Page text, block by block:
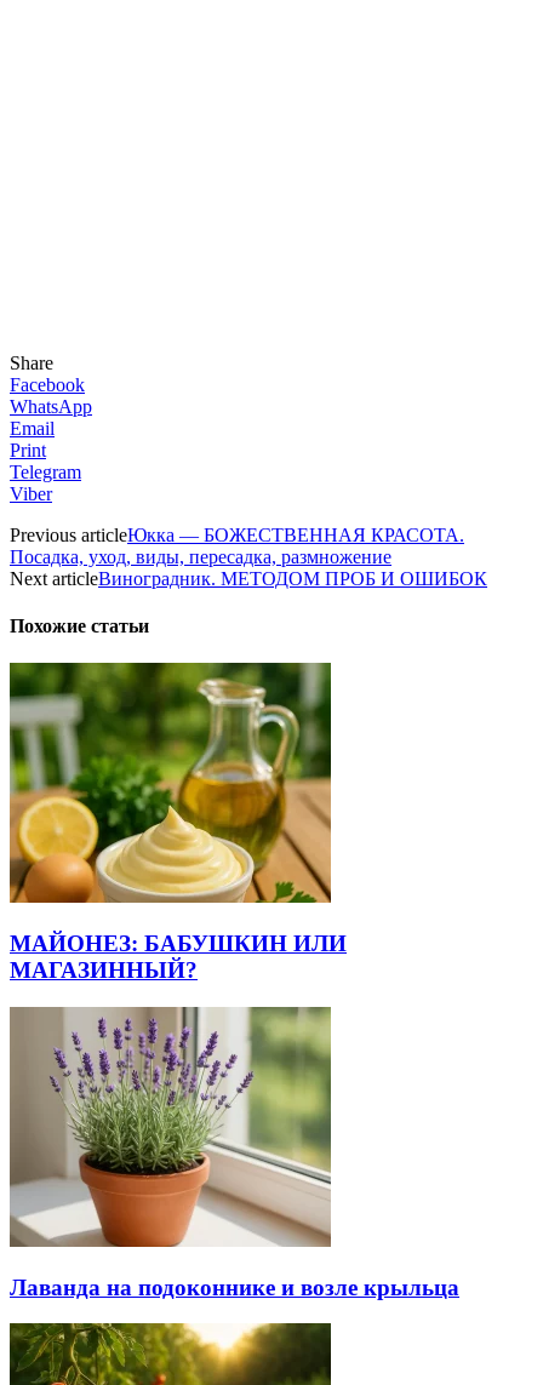
Share
Facebook
WhatsApp
Email
Print
Telegram
Viber
Previous articleЮкка — БОЖЕСТВЕННАЯ КРАСОТА.
Посадка, уход, виды, пересадка, размножение
Next articleВиноградник. МЕТОДОМ ПРОБ И ОШИБОК
Похожие статьи
МАЙОНЕЗ: БАБУШКИН ИЛИ
МАГАЗИННЫЙ?
Лаванда на подоконнике и возле крыльца